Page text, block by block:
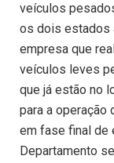
veículos
os dois estados
empresa que
veículos leves
que já estão no
para a operação
em fase final de
Departamento